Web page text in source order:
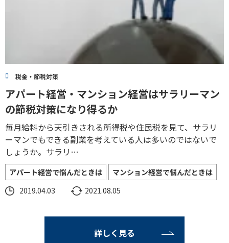
税金・節税対策
アパート経営・マンション経営はサラリーマン
の節税対策になり得るか
毎月給料から天引きされる所得税や住民税を見て、サラリ
ーマンでもできる副業を考えている人は多いのではないで
しょうか。サラリ…
アパート経営で悩んだときは
マンション経営で悩んだときは
2019.04.03
2021.08.05
詳しく見る